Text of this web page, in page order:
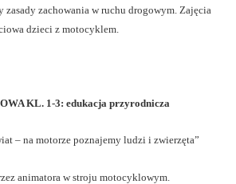
zasady zachowania w ruchu drogowym. Zajęcia
dzieci z motocyklem.
KL. 1-3: edukacja przyrodnicza
– na motorze poznajemy ludzi i zwierzęta”
animatora w stroju motocyklowym.